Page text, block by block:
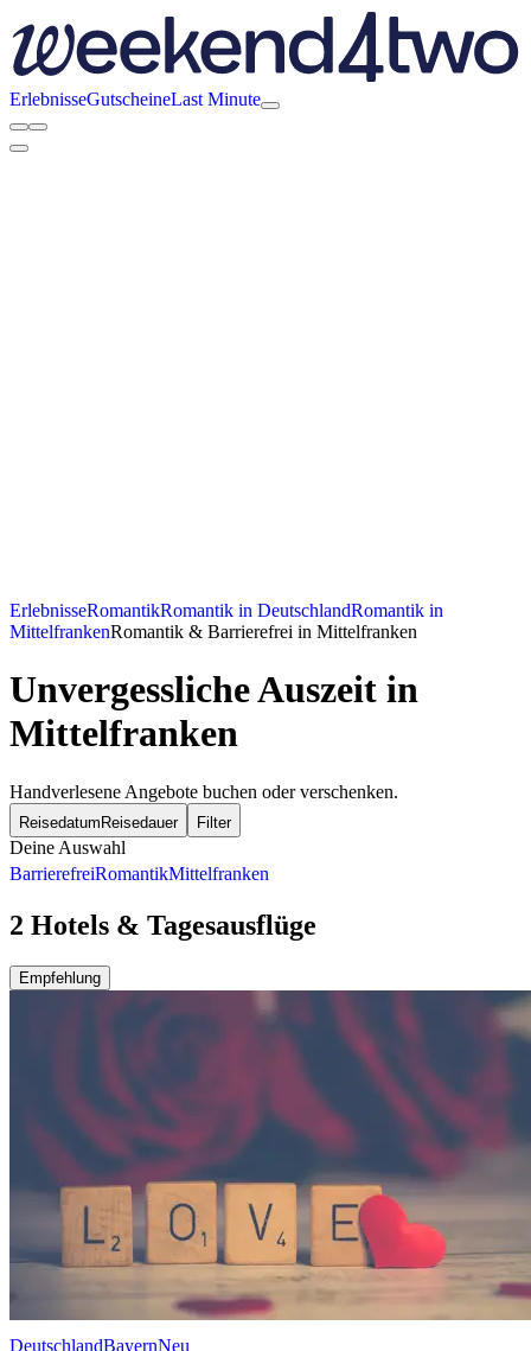
ErlebnisseGutscheineLast Minute
ErlebnisseRomantikRomantik in DeutschlandRomantik in
MittelfrankenRomantik & Barrierefrei in Mittelfranken
Unvergessliche Auszeit in
Mittelfranken
Handverlesene Angebote buchen oder verschenken.
Reisedatum Reisedauer Filter
Deine Auswahl
BarrierefreiRomantikMittelfranken
2 Hotels & Tagesausflüge
Empfehlung
DeutschlandBayernNeu